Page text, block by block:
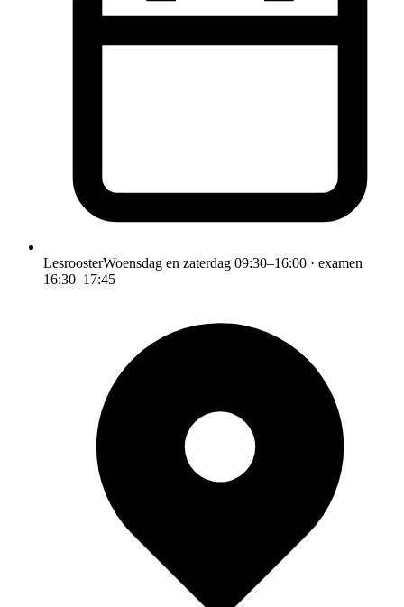
LesroosterWoensdag en zaterdag 09:30–16:00 · examen
16:30–17:45